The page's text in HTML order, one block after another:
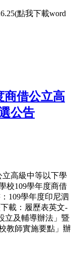
點我下載word
商借公立高
公告
立高級中等以下學
校109學年度商借
109學年度印尼泗
載：履歷表英文-
立及輔導辦法」暨
教師實施要點」辦